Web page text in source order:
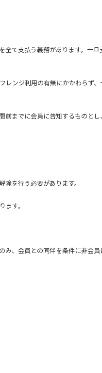
て支払う義務があります。一
ンジ利用の有無にかかわらず
までに会員に告知するものと
を行う必要があります。
ます。
、会員との同伴を条件に非会員